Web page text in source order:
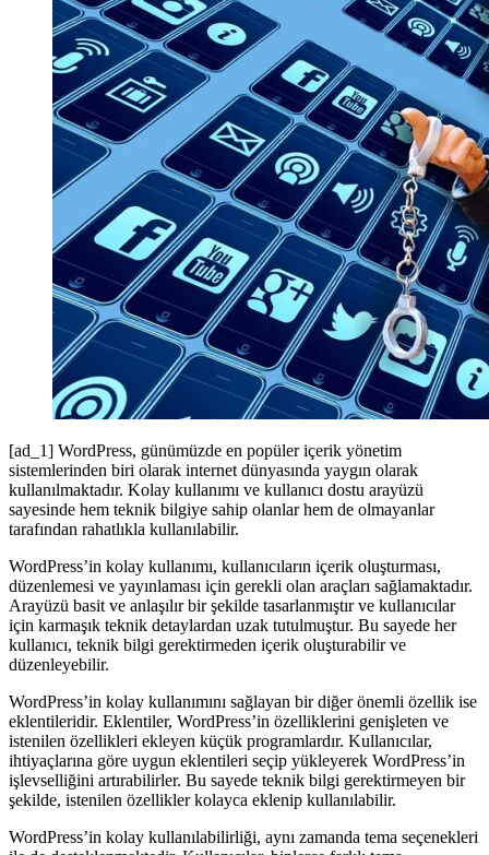
[ad_1] WordPress, günümüzde en popüler içerik yönetim
sistemlerinden biri olarak internet dünyasında yaygın olarak
kullanılmaktadır. Kolay kullanımı ve kullanıcı dostu arayüzü
sayesinde hem teknik bilgiye sahip olanlar hem de olmayanlar
tarafından rahatlıkla kullanılabilir.
WordPress’in kolay kullanımı, kullanıcıların içerik oluşturması,
düzenlemesi ve yayınlaması için gerekli olan araçları sağlamaktadır.
Arayüzü basit ve anlaşılır bir şekilde tasarlanmıştır ve kullanıcılar
için karmaşık teknik detaylardan uzak tutulmuştur. Bu sayede her
kullanıcı, teknik bilgi gerektirmeden içerik oluşturabilir ve
düzenleyebilir.
WordPress’in kolay kullanımını sağlayan bir diğer önemli özellik ise
eklentileridir. Eklentiler, WordPress’in özelliklerini genişleten ve
istenilen özellikleri ekleyen küçük programlardır. Kullanıcılar,
ihtiyaçlarına göre uygun eklentileri seçip yükleyerek WordPress’in
işlevselliğini artırabilirler. Bu sayede teknik bilgi gerektirmeyen bir
şekilde, istenilen özellikler kolayca eklenip kullanılabilir.
WordPress’in kolay kullanılabilirliği, aynı zamanda tema seçenekleri